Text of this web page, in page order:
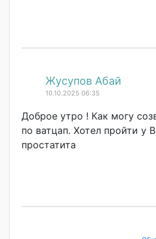
Жусупов Абай
10.10.2025 06:35
Доброе утро ! Как могу
по ватцап. Хотел пройти у
простатита